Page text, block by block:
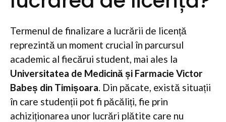
Termenul de finalizare a lucrării de licență
reprezintă un moment crucial în parcursul
academic al fiecărui student, mai ales la
Universitatea de Medicină și Farmacie Victor
Babeș din Timișoara. Din păcate, există situații
în care studenții pot fi păcăliți, fie prin
achiziționarea unor lucrări plătite care nu